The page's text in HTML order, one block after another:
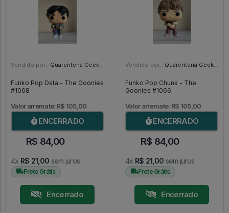
Vendido por: Quarentena Geek Store - SP
Funko Pop Data - The Goonies
#1068
Valor arremate: R$ 105,00
ENCERRADO
R$ 84,00
4x R$ 21,00 sem juros
Frete Grátis
Encerrado
Vendido por: Quarentena Geek Store - SP
Funko Pop Chunk - The
Goonies #1066
Valor arremate: R$ 105,00
ENCERRADO
R$ 84,00
4x R$ 21,00 sem juros
Frete Grátis
Encerrado